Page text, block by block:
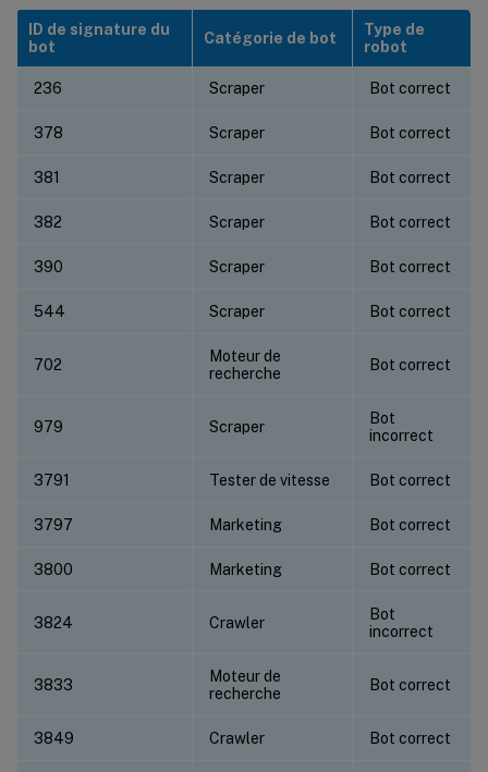
ID de signature du
bot
Catégorie de bot
Type de
robot
236 Scraper Bot correct
378 Scraper Bot correct
381 Scraper Bot correct
382 Scraper Bot correct
390 Scraper Bot correct
544 Scraper Bot correct
702
Moteur de
recherche
Bot correct
979 Scraper
Bot
incorrect
3791 Tester de vitesse Bot correct
3797 Marketing Bot correct
3800 Marketing Bot correct
3824 Crawler
Bot
incorrect
3833
Moteur de
recherche
Bot correct
3849 Crawler Bot correct